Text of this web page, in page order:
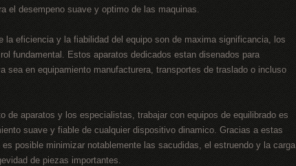
el desempeno suave y optimo de las maquinas.
la eficiencia y la fiabilidad del equipo son de maxima significancia, los
fundamental. Estos aparatos dedicados estan disenados para
sea en equipamiento manufacturera, transportes de traslado o incluso
de aparatos y los especialistas, trabajar con equipos de equilibrado es
suave y fiable de cualquier dispositivo dinamico. Gracias a estas
posible minimizar notablemente las sacudidas, el estruendo y la carga
de piezas importantes.